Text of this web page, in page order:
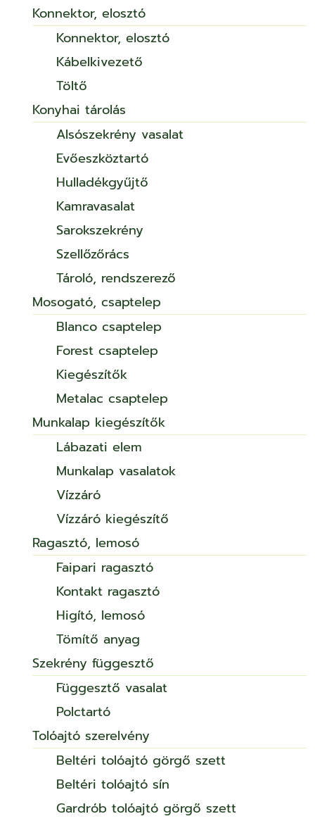
Konnektor, elosztó
Konnektor, elosztó
Kábelkivezető
Töltő
Konyhai tárolás
Alsószekrény vasalat
Evőeszköztartó
Hulladékgyűjtő
Kamravasalat
Sarokszekrény
Szellőzőrács
Tároló, rendszerező
Mosogató, csaptelep
Blanco csaptelep
Forest csaptelep
Kiegészítők
Metalac csaptelep
Munkalap kiegészítők
Lábazati elem
Munkalap vasalatok
Vízzáró
Vízzáró kiegészítő
Ragasztó, lemosó
Faipari ragasztó
Kontakt ragasztó
Higító, lemosó
Tömítő anyag
Szekrény függesztő
Függesztő vasalat
Polctartó
Tolóajtó szerelvény
Beltéri tolóajtó görgő szett
Beltéri tolóajtó sín
Gardrób tolóajtó görgő szett